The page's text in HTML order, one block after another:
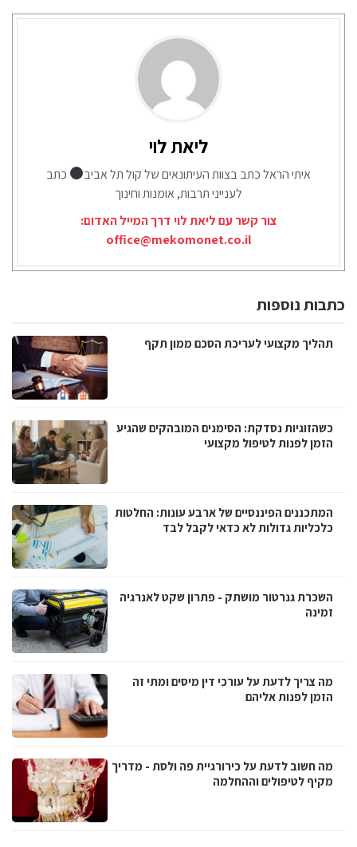
ליאת לוי
איתי הראל כתב בצוות העיתונאים של קול תל אביב
כתב
לענייני תרבות, אומנות וחינוך
צור קשר עם ליאת לוי דרך המייל האדום:
office@mekomonet.co.il
כתבות נוספות
תהליך מקצועי לעריכת הסכם ממון תקף
כשהזוגיות נסדקת: הסימנים המובהקים שהגיע
הזמן לפנות לטיפול מקצועי
המתכננים הפיננסיים של ארבע עונות: החלטות
כלכליות גדולות לא כדאי לקבל לבד
השכרת גנרטור מושתק - פתרון שקט לאנרגיה
זמינה
מה צריך לדעת על עורכי דין מיסים ומתי זה
הזמן לפנות אליהם
מה חשוב לדעת על כירורגיית פה ולסת - מדריך
מקיף לטיפולים וההחלמה